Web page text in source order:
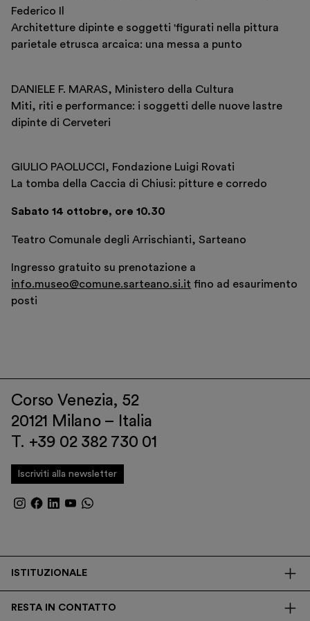
Federico Il
Architetture dipinte e soggetti 'figurati nella pittura
parietale etrusca arcaica: una messa a punto
DANIELE F. MARAS, Ministero della Cultura
Miti, riti e performance: i soggetti delle nuove lastre
dipinte di Cerveteri
GIULIO PAOLUCCI, Fondazione Luigi Rovati
La tomba della Caccia di Chiusi: pitture e corredo
Sabato 14 ottobre, ore 10.30
Teatro Comunale degli Arrischianti, Sarteano
Ingresso gratuito su prenotazione a
info.museo@comune.sarteano.si.it fino ad esaurimento
posti
Corso Venezia, 52
20121 Milano – Italia
T. +39 02 382 730 01
Iscriviti alla newsletter
ISTITUZIONALE
RESTA IN CONTATTO